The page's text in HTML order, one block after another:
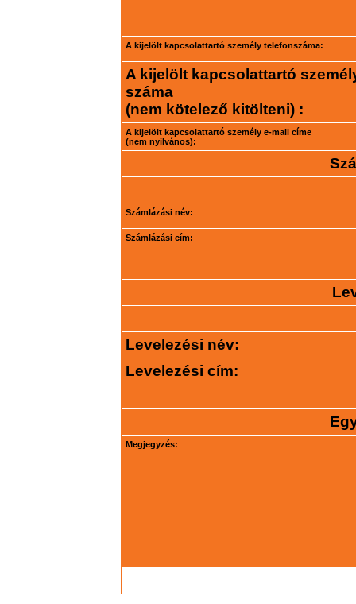
A kijelölt kapcsolattartó személy telefonszáma:
A kijelölt kapcsolattartó
száma
(nem kötelező kitölteni) :
A kijelölt kapcsolattartó személy e-mail címe
(nem nyilvános):
Számlázási név:
Számlázási cím:
Levelezési név:
Levelezési cím:
Megjegyzés: